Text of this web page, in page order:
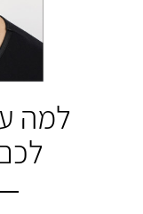
לחץ לצפייה
בהמלצה
למה